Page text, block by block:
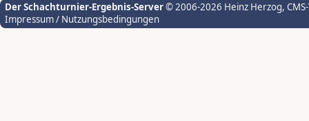
Der Schachturnier-Ergebnis-Server© 2006-2026 Heinz Herzog,
Impressum / Nutzungsbedingungen